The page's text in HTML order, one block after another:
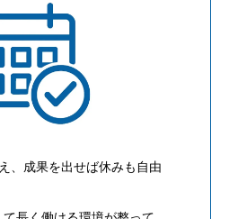
、成果を出せば休みも自由